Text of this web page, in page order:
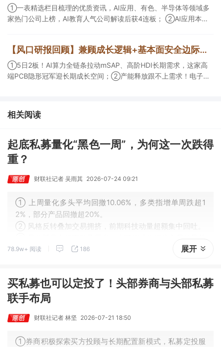
产的合规资质，这家公司获净买入。
①一表精选栏目梳理的优质资讯，AI应用、有色、半导体等领域多
家热门公司上榜，AI教育人气公司解读后获4连板； ②AI应用本周
角前瞻产业供需情况，提及2家核心公司双双涨停。
【风口研报回顾】兼顾成长逻辑+基本面安全边际！王牌自营前瞻覆盖“pcb+MLCC+电子布”，梳理AI产业链优质标的“深坑起跳”
①5日2板！AI算力全链条拉动mSAP、高阶HDI长期需求，这家高
端PCB隐形冠军迎长期成长空间；②产能释放跟不上需求！电子布
价预期暂未被市场定价，王牌自营前瞻捕捉“预期差”，3日大涨
26%。
相关阅读
起底私募量化“黑色一周”，为何这一次跌得
重？
财联社记者 吴雨其 2026-07-24 09:21
① 上周量化多头平均回撤10.06%，多类指增单周跌超1
2%，部分产品回撤超20%。
② 风格反转叠加交易拥挤，前期科技动量超额集中回吐。
点。
78.9w+ 阅读 186 展开
买私募也可以定投了！头部券商与头部私募
联手布局
财联社记者 林坚 2026-07-21 18:50
①券商积极探索买方投顾与长期配置新模式，私募定投服